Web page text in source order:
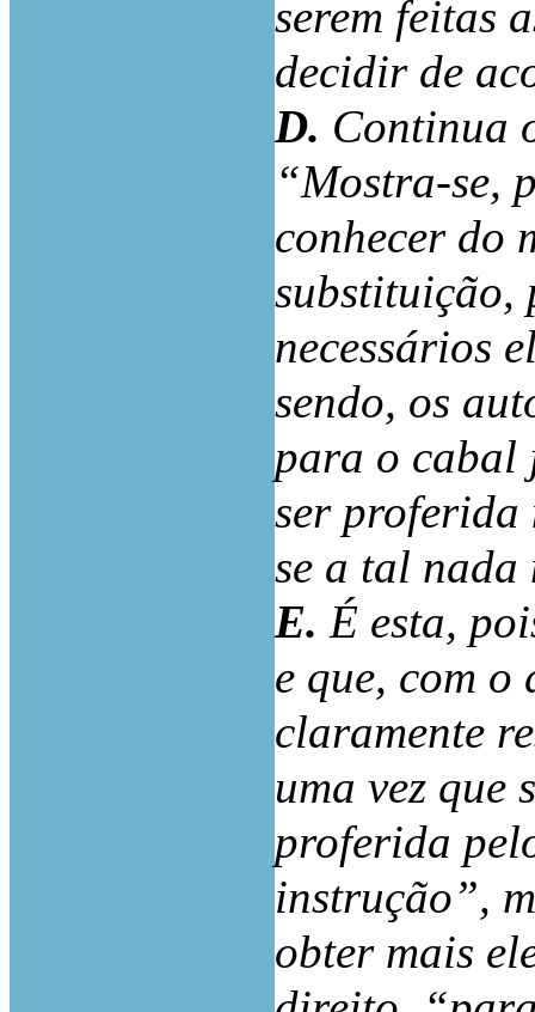
serem feitas
decidir de
D. Continua
“Mostra-se,
conhecer do
substituição,
necessários
sendo, os
para o cabal
ser proferida
se a tal
E.É esta,
e que, com
claramente
uma vez que
proferida
instrução”,
obter mais